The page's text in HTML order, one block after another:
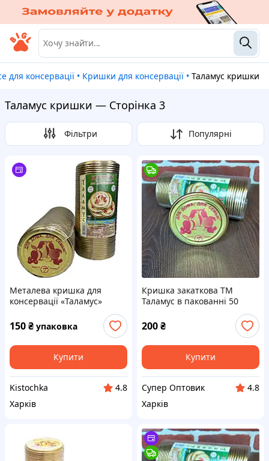
для консервації • Кришки для консервації • Таламус кришки
Таламус кришки — Сторінка 3
Фільтри Популярні
Металева кришка для
консервації «Таламус»
150₴ упаковка
Купити
Kistochka
4.8
Харків
Кришка закаткова ТМ
Таламус в пакованні 50
200₴
Купити
Супер Оптовик
4.8
Харків